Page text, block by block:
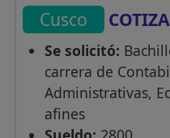
Cusco
Se solicitó:
carrera de
Administrativas,
afines